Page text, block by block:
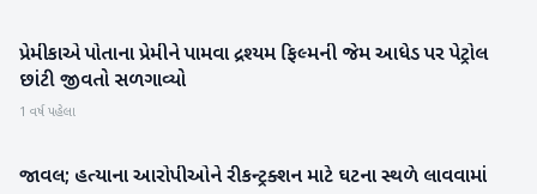
પાટણ
પ્રેમીકાએ પોતાના પ્રેમીને પામવા દ્રશ્યમ ફિલ્મની જેમ આધેડ પર પેટ્રોલ
છાંટી જીવતો સળગાવ્યો
1 વર્ષ પહેલા
બનાસકાંઠા
જાવલ; હત્યાના આરોપીઓને રીકન્ટ્રક્શન માટે ઘટના સ્થળે લાવવામાં